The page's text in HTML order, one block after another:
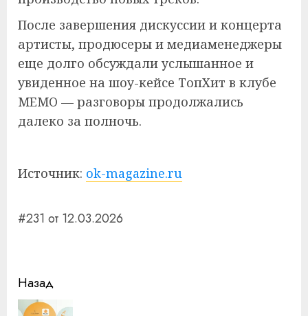
После завершения дискуссии и концерта
артисты, продюсеры и медиаменеджеры
еще долго обсуждали услышанное и
увиденное на шоу-кейсе ТопХит в клубе
MEMO — разговоры продолжались
далеко за полночь.
Источник: ok-magazine.ru
#231 от 12.03.2026
Навигация
записи
Назад